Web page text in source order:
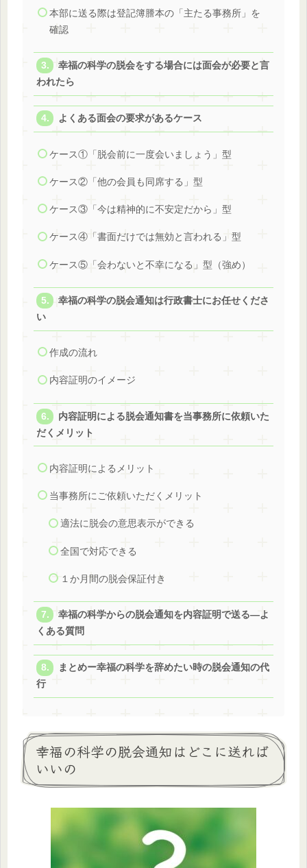
本部に送る際は登記簿謄本の「主たる事務所」を
確認
幸福の科学の脱会をする場合には面会が必要と言
われたら
よくある面会の要求があるケース
ケース①「脱会前に一度会いましょう」型
ケース②「他の会員も同席する」型
ケース③「今は精神的に不安定だから」型
ケース④「書面だけでは無効と言われる」型
ケース⑤「会わないと不幸になる」型（強め）
幸福の科学の脱会通知は行政書士にお任せくださ
い
作成の流れ
内容証明のイメージ
内容証明による脱会通知書を当事務所に依頼いた
だくメリット
内容証明によるメリット
当事務所にご依頼いただくメリット
適法に脱会の意思表示ができる
全国で対応できる
１か月間の脱会保証付き
幸福の科学からの脱会通知を内容証明で送る―よ
くある質問
まとめー幸福の科学を辞めたい時の脱会通知の代
行
幸福の科学の脱会通知はどこに送れば
いいの